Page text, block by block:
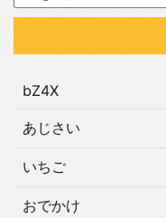
bZ4X
あじさい
いちご
おでかけ